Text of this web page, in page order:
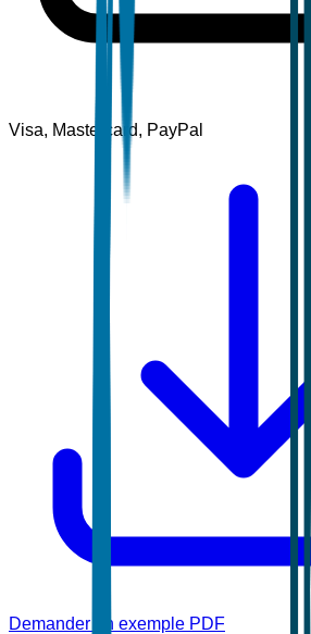
Visa, Mastercard, PayPal
Demander un exemple PDF